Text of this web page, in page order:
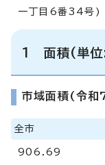
一丁目6番34号)
1 面積(単位:
市域面積(令
全市
906.69